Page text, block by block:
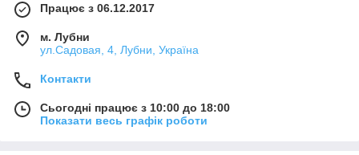
Працює з 06.12.2017
м. Лубни
ул.Садовая, 4, Лубни, Україна
Контакти
Сьогодні працює з 10:00 до 18:00
Показати весь графік роботи